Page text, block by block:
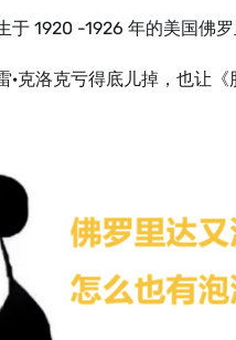
1920 -1926 年的美国佛罗
·克洛克亏得底儿掉，也让